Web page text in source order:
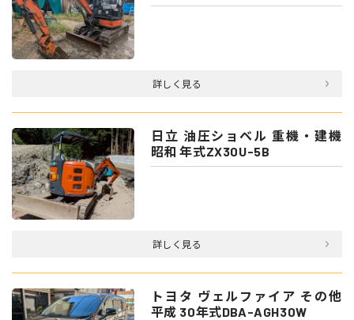
詳しく見る
日立 油圧ショベル 重機・建機
昭和 年式ZX30U-5B
詳しく見る
トヨタ ヴェルファイア その他
平成 30年式DBA-AGH30W